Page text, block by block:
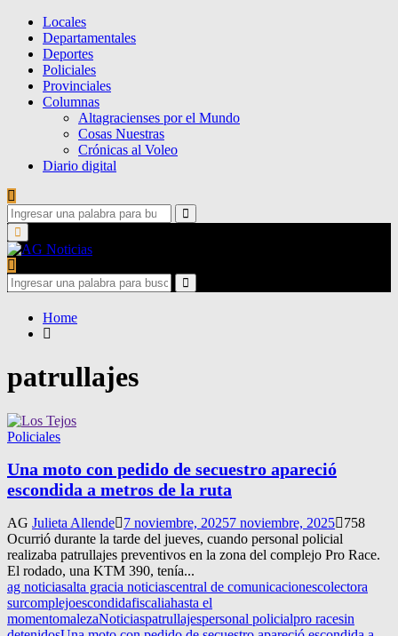
Locales
Departamentales
Deportes
Policiales
Provinciales
Columnas
Altagracienses por el Mundo
Cosas Nuestras
Crónicas al Voleo
Diario digital
Search
for:
Search
Primary
Menu
Search
for:
Search
Home
patrullajes
Policiales
Una moto con pedido de secuestro apareció
escondida a metros de la ruta
AG Julieta Allende 7 noviembre, 20257 noviembre, 2025
758
Ocurrió durante la tarde del jueves, cuando personal policial
realizaba patrullajes preventivos en la zona del complejo Pro Race.
El rodado, una KTM 390, tenía...
ag noticiasalta gracia noticiascentral de comunicacionescolectora
surcomplejoescondidafiscaliahasta el
momentomalezaNoticiaspatrullajespersonal policialpro racesin